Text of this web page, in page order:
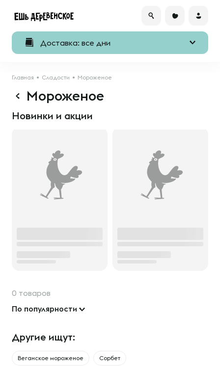
Доставка: все дни
Главная Сладости Мороженое
Мороженое
Новинки и акции
0 товаров
По популярности
Другие ищут:
Веганское мороженое Сорбет